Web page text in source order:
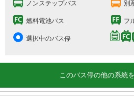
ノンステップバス 別
燃料電池バス フ
選択中のバス停
このバス停の他の系統